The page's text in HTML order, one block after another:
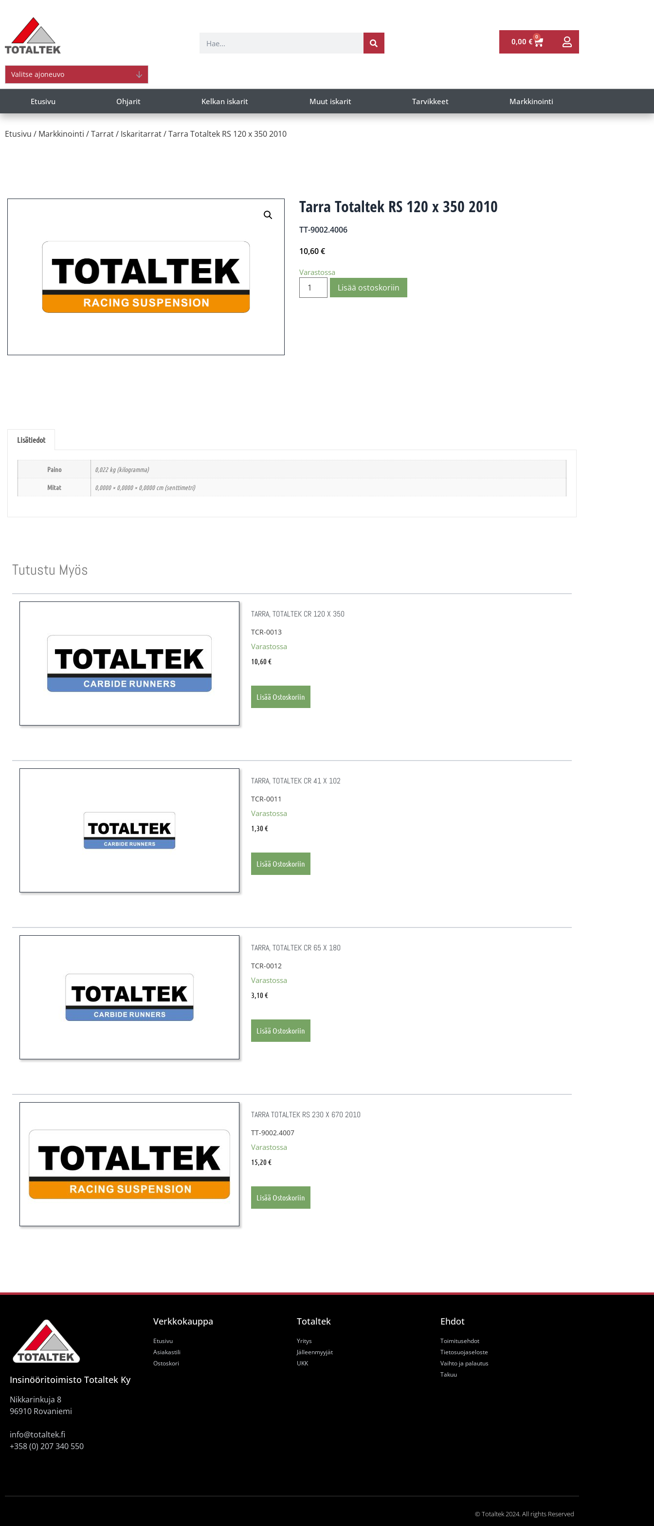
0,00 €
0
Valitse ajoneuvo
Etusivu Ohjarit Kelkan iskarit Muut iskarit Tarvikkeet Markkinointi
Etusivu / Markkinointi /Tarrat/ Iskaritarrat/ Tarra Totaltek RS 120 x 350 2010
Tarra Totaltek RS 120 x 350 2010
TT-9002.4006
10,60€
Varastossa
Lisää ostoskoriin
Lisätiedot
Paino 0,022 kg (kilogramma)
Mitat 0,0000 × 0,0000 × 0,0000 cm (senttimetri)
Tutustu Myös
TARRA, TOTALTEK CR 120 X 350
TCR-0013
Varastossa
10,60 €
Lisää Ostoskoriin
TARRA, TOTALTEK CR 41 X 102
TCR-0011
Varastossa
1,30 €
Lisää Ostoskoriin
TARRA, TOTALTEK CR 65 X 180
TCR-0012
Varastossa
3,10 €
Lisää Ostoskoriin
TARRA TOTALTEK RS 230 X 670 2010
TT-9002.4007
Varastossa
15,20 €
Lisää Ostoskoriin
Insinööritoimisto Totaltek Ky
Nikkarinkuja 8
96910 Rovaniemi
info@totaltek.fi
+358 (0) 207 340 550
Verkkokauppa
Etusivu
Asiakastili
Ostoskori
Totaltek
Yritys
Jälleenmyyjät
UKK
Ehdot
Toimitusehdot
Tietosuojaseloste
Vaihto ja palautus
Takuu
© Totaltek 2024. All rights Reserved